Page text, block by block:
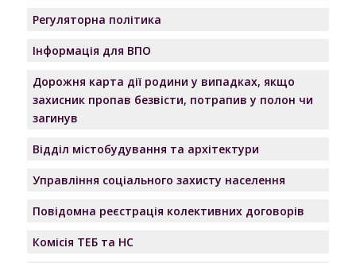
Регуляторна політика
Інформація для ВПО
Дорожня карта дії родини у випадках, якщо
захисник пропав безвісти, потрапив у полон чи
загинув
Відділ містобудування та архітектури
Управління соціального захисту населення
Повідомна реєстрація колективних договорів
Комісія ТЕБ та НС